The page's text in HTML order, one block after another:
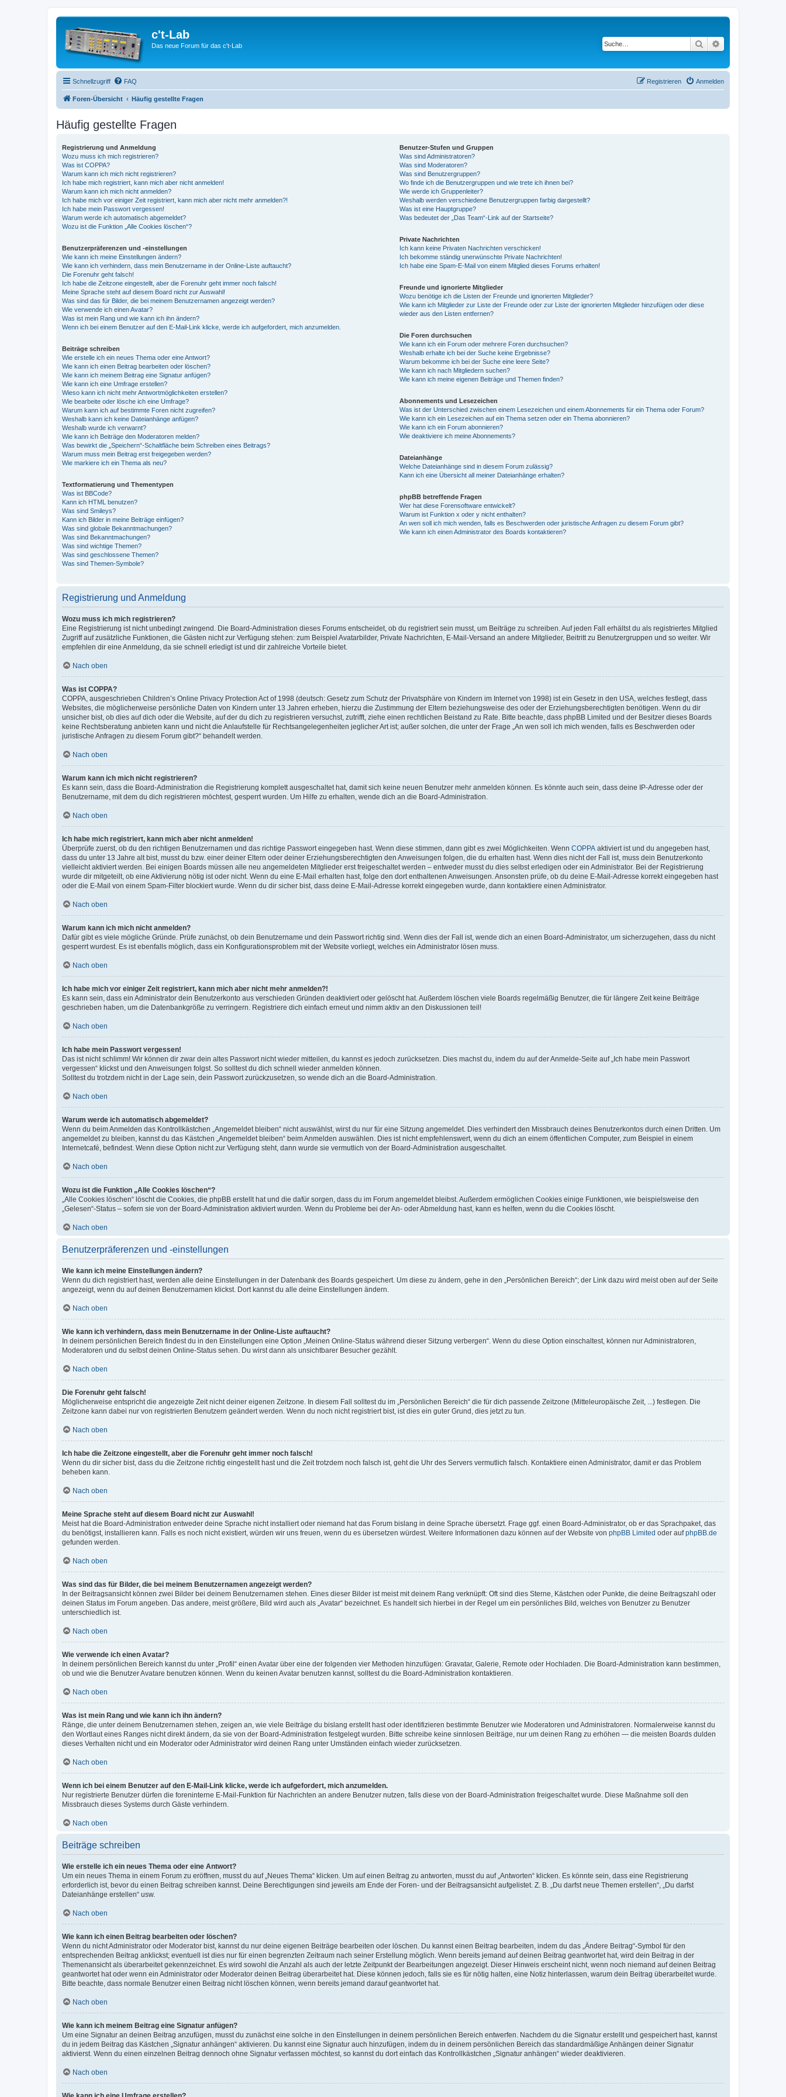
c't-Lab
Das neue Forum für das c't-Lab Suche
Schnellzugriff FAQ Anmelden
Registrieren
Foren-Übersicht Häufig gestellte Fragen
Häufig gestellte Fragen
Registrierung und Anmeldung
Wozu muss ich mich registrieren?
Was ist COPPA?
Warum kann ich mich nicht registrieren?
Ich habe mich registriert, kann mich aber nicht anmelden!
Warum kann ich mich nicht anmelden?
Ich habe mich vor einiger Zeit registriert, kann mich aber nicht mehr anmelden?!
Ich habe mein Passwort vergessen!
Warum werde ich automatisch abgemeldet?
Wozu ist die Funktion „Alle Cookies löschen“?
Benutzerpräferenzen und -einstellungen
Wie kann ich meine Einstellungen ändern?
Wie kann ich verhindern, dass mein Benutzername in der Online-Liste auftaucht?
Die Forenuhr geht falsch!
Ich habe die Zeitzone eingestellt, aber die Forenuhr geht immer noch falsch!
Meine Sprache steht auf diesem Board nicht zur Auswahl!
Was sind das für Bilder, die bei meinem Benutzernamen angezeigt werden?
Wie verwende ich einen Avatar?
Was ist mein Rang und wie kann ich ihn ändern?
Wenn ich bei einem Benutzer auf den E-Mail-Link klicke, werde ich aufgefordert, mich anzumelden.
Beiträge schreiben
Wie erstelle ich ein neues Thema oder eine Antwort?
Wie kann ich einen Beitrag bearbeiten oder löschen?
Wie kann ich meinem Beitrag eine Signatur anfügen?
Wie kann ich eine Umfrage erstellen?
Wieso kann ich nicht mehr Antwortmöglichkeiten erstellen?
Wie bearbeite oder lösche ich eine Umfrage?
Warum kann ich auf bestimmte Foren nicht zugreifen?
Weshalb kann ich keine Dateianhänge anfügen?
Weshalb wurde ich verwarnt?
Wie kann ich Beiträge den Moderatoren melden?
Was bewirkt die „Speichern“-Schaltfläche beim Schreiben eines Beitrags?
Warum muss mein Beitrag erst freigegeben werden?
Wie markiere ich ein Thema als neu?
Textformatierung und Thementypen
Was ist BBCode?
Kann ich HTML benutzen?
Was sind Smileys?
Kann ich Bilder in meine Beiträge einfügen?
Was sind globale Bekanntmachungen?
Was sind Bekanntmachungen?
Was sind wichtige Themen?
Was sind geschlossene Themen?
Was sind Themen-Symbole?
Benutzer-Stufen und Gruppen
Was sind Administratoren?
Was sind Moderatoren?
Was sind Benutzergruppen?
Wo finde ich die Benutzergruppen und wie trete ich ihnen bei?
Wie werde ich Gruppenleiter?
Weshalb werden verschiedene Benutzergruppen farbig dargestellt?
Was ist eine Hauptgruppe?
Was bedeutet der „Das Team“-Link auf der Startseite?
Private Nachrichten
Ich kann keine Privaten Nachrichten verschicken!
Ich bekomme ständig unerwünschte Private Nachrichten!
Ich habe eine Spam-E-Mail von einem Mitglied dieses Forums erhalten!
Freunde und ignorierte Mitglieder
Wozu benötige ich die Listen der Freunde und ignorierten Mitglieder?
Wie kann ich Mitglieder zur Liste der Freunde oder zur Liste der ignorierten Mitglieder hinzufügen oder diese
wieder aus den Listen entfernen?
Die Foren durchsuchen
Wie kann ich ein Forum oder mehrere Foren durchsuchen?
Weshalb erhalte ich bei der Suche keine Ergebnisse?
Warum bekomme ich bei der Suche eine leere Seite?
Wie kann ich nach Mitgliedern suchen?
Wie kann ich meine eigenen Beiträge und Themen finden?
Abonnements und Lesezeichen
Was ist der Unterschied zwischen einem Lesezeichen und einem Abonnements für ein Thema oder Forum?
Wie kann ich ein Lesezeichen auf ein Thema setzen oder ein Thema abonnieren?
Wie kann ich ein Forum abonnieren?
Wie deaktiviere ich meine Abonnements?
Dateianhänge
Welche Dateianhänge sind in diesem Forum zulässig?
Kann ich eine Übersicht all meiner Dateianhänge erhalten?
phpBB betreffende Fragen
Wer hat diese Forensoftware entwickelt?
Warum ist Funktion x oder y nicht enthalten?
An wen soll ich mich wenden, falls es Beschwerden oder juristische Anfragen zu diesem Forum gibt?
Wie kann ich einen Administrator des Boards kontaktieren?
Registrierung und Anmeldung
Wozu muss ich mich registrieren?
Eine Registrierung ist nicht unbedingt zwingend. Die Board-Administration dieses Forums entscheidet, ob du registriert sein musst, um Beiträge zu schreiben. Auf jeden Fall erhältst du als registriertes Mitglied
Zugriff auf zusätzliche Funktionen, die Gästen nicht zur Verfügung stehen: zum Beispiel Avatarbilder, Private Nachrichten, E-Mail-Versand an andere Mitglieder, Beitritt zu Benutzergruppen und so weiter. Wir
empfehlen dir eine Anmeldung, da sie schnell erledigt ist und dir zahlreiche Vorteile bietet.
Nach oben
Was ist COPPA?
COPPA, ausgeschrieben Children’s Online Privacy Protection Act of 1998 (deutsch: Gesetz zum Schutz der Privatsphäre von Kindern im Internet von 1998) ist ein Gesetz in den USA, welches festlegt, dass
Websites, die möglicherweise persönliche Daten von Kindern unter 13 Jahren erheben, hierzu die Zustimmung der Eltern beziehungsweise des oder der Erziehungsberechtigten benötigen. Wenn du dir
unsicher bist, ob dies auf dich oder die Website, auf der du dich zu registrieren versuchst, zutrifft, ziehe einen rechtlichen Beistand zu Rate. Bitte beachte, dass phpBB Limited und der Besitzer dieses Boards
keine Rechtsberatung anbieten kann und nicht die Anlaufstelle für Rechtsangelegenheiten jeglicher Art ist; außer solchen, die unter der Frage „An wen soll ich mich wenden, falls es Beschwerden oder
juristische Anfragen zu diesem Forum gibt?“ behandelt werden.
Nach oben
Warum kann ich mich nicht registrieren?
Es kann sein, dass die Board-Administration die Registrierung komplett ausgeschaltet hat, damit sich keine neuen Benutzer mehr anmelden können. Es könnte auch sein, dass deine IP-Adresse oder der
Benutzername, mit dem du dich registrieren möchtest, gesperrt wurden. Um Hilfe zu erhalten, wende dich an die Board-Administration.
Nach oben
Ich habe mich registriert, kann mich aber nicht anmelden!
Überprüfe zuerst, ob du den richtigen Benutzernamen und das richtige Passwort eingegeben hast. Wenn diese stimmen, dann gibt es zwei Möglichkeiten. Wenn COPPA aktiviert ist und du angegeben hast,
dass du unter 13 Jahre alt bist, musst du bzw. einer deiner Eltern oder deiner Erziehungsberechtigten den Anweisungen folgen, die du erhalten hast. Wenn dies nicht der Fall ist, muss dein Benutzerkonto
vielleicht aktiviert werden. Bei einigen Boards müssen alle neu angemeldeten Mitglieder erst freigeschaltet werden – entweder musst du dies selbst erledigen oder ein Administrator. Bei der Registrierung
wurde dir mitgeteilt, ob eine Aktivierung nötig ist oder nicht. Wenn du eine E-Mail erhalten hast, folge den dort enthaltenen Anweisungen. Ansonsten prüfe, ob du deine E-Mail-Adresse korrekt eingegeben hast
oder die E-Mail von einem Spam-Filter blockiert wurde. Wenn du dir sicher bist, dass deine E-Mail-Adresse korrekt eingegeben wurde, dann kontaktiere einen Administrator.
Nach oben
Warum kann ich mich nicht anmelden?
Dafür gibt es viele mögliche Gründe. Prüfe zunächst, ob dein Benutzername und dein Passwort richtig sind. Wenn dies der Fall ist, wende dich an einen Board-Administrator, um sicherzugehen, dass du nicht
gesperrt wurdest. Es ist ebenfalls möglich, dass ein Konfigurationsproblem mit der Website vorliegt, welches ein Administrator lösen muss.
Nach oben
Ich habe mich vor einiger Zeit registriert, kann mich aber nicht mehr anmelden?!
Es kann sein, dass ein Administrator dein Benutzerkonto aus verschieden Gründen deaktiviert oder gelöscht hat. Außerdem löschen viele Boards regelmäßig Benutzer, die für längere Zeit keine Beiträge
geschrieben haben, um die Datenbankgröße zu verringern. Registriere dich einfach erneut und nimm aktiv an den Diskussionen teil!
Nach oben
Ich habe mein Passwort vergessen!
Das ist nicht schlimm! Wir können dir zwar dein altes Passwort nicht wieder mitteilen, du kannst es jedoch zurücksetzen. Dies machst du, indem du auf der Anmelde-Seite auf „Ich habe mein Passwort
vergessen“ klickst und den Anweisungen folgst. So solltest du dich schnell wieder anmelden können.
Solltest du trotzdem nicht in der Lage sein, dein Passwort zurückzusetzen, so wende dich an die Board-Administration.
Nach oben
Warum werde ich automatisch abgemeldet?
Wenn du beim Anmelden das Kontrollkästchen „Angemeldet bleiben“ nicht auswählst, wirst du nur für eine Sitzung angemeldet. Dies verhindert den Missbrauch deines Benutzerkontos durch einen Dritten. Um
angemeldet zu bleiben, kannst du das Kästchen „Angemeldet bleiben“ beim Anmelden auswählen. Dies ist nicht empfehlenswert, wenn du dich an einem öffentlichen Computer, zum Beispiel in einem
Internetcafé, befindest. Wenn diese Option nicht zur Verfügung steht, dann wurde sie vermutlich von der Board-Administration ausgeschaltet.
Nach oben
Wozu ist die Funktion „Alle Cookies löschen“?
„Alle Cookies löschen“ löscht die Cookies, die phpBB erstellt hat und die dafür sorgen, dass du im Forum angemeldet bleibst. Außerdem ermöglichen Cookies einige Funktionen, wie beispielsweise den
„Gelesen“-Status – sofern sie von der Board-Administration aktiviert wurden. Wenn du Probleme bei der An- oder Abmeldung hast, kann es helfen, wenn du die Cookies löscht.
Nach oben
Benutzerpräferenzen und -einstellungen
Wie kann ich meine Einstellungen ändern?
Wenn du dich registriert hast, werden alle deine Einstellungen in der Datenbank des Boards gespeichert. Um diese zu ändern, gehe in den „Persönlichen Bereich“; der Link dazu wird meist oben auf der Seite
angezeigt, wenn du auf deinen Benutzernamen klickst. Dort kannst du alle deine Einstellungen ändern.
Nach oben
Wie kann ich verhindern, dass mein Benutzername in der Online-Liste auftaucht?
In deinem persönlichen Bereich findest du in den Einstellungen eine Option „Meinen Online-Status während dieser Sitzung verbergen“. Wenn du diese Option einschaltest, können nur Administratoren,
Moderatoren und du selbst deinen Online-Status sehen. Du wirst dann als unsichtbarer Besucher gezählt.
Nach oben
Die Forenuhr geht falsch!
Möglicherweise entspricht die angezeigte Zeit nicht deiner eigenen Zeitzone. In diesem Fall solltest du im „Persönlichen Bereich“ die für dich passende Zeitzone (Mitteleuropäische Zeit, ...) festlegen. Die
Zeitzone kann dabei nur von registrierten Benutzern geändert werden. Wenn du noch nicht registriert bist, ist dies ein guter Grund, dies jetzt zu tun.
Nach oben
Ich habe die Zeitzone eingestellt, aber die Forenuhr geht immer noch falsch!
Wenn du dir sicher bist, dass du die Zeitzone richtig eingestellt hast und die Zeit trotzdem noch falsch ist, geht die Uhr des Servers vermutlich falsch. Kontaktiere einen Administrator, damit er das Problem
beheben kann.
Nach oben
Meine Sprache steht auf diesem Board nicht zur Auswahl!
Meist hat die Board-Administration entweder deine Sprache nicht installiert oder niemand hat das Forum bislang in deine Sprache übersetzt. Frage ggf. einen Board-Administrator, ob er das Sprachpaket, das
du benötigst, installieren kann. Falls es noch nicht existiert, würden wir uns freuen, wenn du es übersetzen würdest. Weitere Informationen dazu können auf der Website von phpBB Limited oder aufphpBB.de
gefunden werden.
Nach oben
Was sind das für Bilder, die bei meinem Benutzernamen angezeigt werden?
In der Beitragsansicht können zwei Bilder bei deinem Benutzernamen stehen. Eines dieser Bilder ist meist mit deinem Rang verknüpft: Oft sind dies Sterne, Kästchen oder Punkte, die deine Beitragszahl oder
deinen Status im Forum angeben. Das andere, meist größere, Bild wird auch als „Avatar“ bezeichnet. Es handelt sich hierbei in der Regel um ein persönliches Bild, welches von Benutzer zu Benutzer
unterschiedlich ist.
Nach oben
Wie verwende ich einen Avatar?
In deinem persönlichen Bereich kannst du unter „Profil“ einen Avatar über eine der folgenden vier Methoden hinzufügen: Gravatar, Galerie, Remote oder Hochladen. Die Board-Administration kann bestimmen,
ob und wie die Benutzer Avatare benutzen können. Wenn du keinen Avatar benutzen kannst, solltest du die Board-Administration kontaktieren.
Nach oben
Was ist mein Rang und wie kann ich ihn ändern?
Ränge, die unter deinem Benutzernamen stehen, zeigen an, wie viele Beiträge du bislang erstellt hast oder identifizieren bestimmte Benutzer wie Moderatoren und Administratoren. Normalerweise kannst du
den Wortlaut eines Ranges nicht direkt ändern, da sie von der Board-Administration festgelegt wurden. Bitte schreibe keine sinnlosen Beiträge, nur um deinen Rang zu erhöhen — die meisten Boards dulden
dieses Verhalten nicht und ein Moderator oder Administrator wird deinen Rang unter Umständen einfach wieder zurücksetzen.
Nach oben
Wenn ich bei einem Benutzer auf den E-Mail-Link klicke, werde ich aufgefordert, mich anzumelden.
Nur registrierte Benutzer dürfen die foreninterne E-Mail-Funktion für Nachrichten an andere Benutzer nutzen, falls diese von der Board-Administration freigeschaltet wurde. Diese Maßnahme soll den
Missbrauch dieses Systems durch Gäste verhindern.
Nach oben
Beiträge schreiben
Wie erstelle ich ein neues Thema oder eine Antwort?
Um ein neues Thema in einem Forum zu eröffnen, musst du auf „Neues Thema“ klicken. Um auf einen Beitrag zu antworten, musst du auf „Antworten“ klicken. Es könnte sein, dass eine Registrierung
erforderlich ist, bevor du einen Beitrag schreiben kannst. Deine Berechtigungen sind jeweils am Ende der Foren- und der Beitragsansicht aufgelistet. Z. B. „Du darfst neue Themen erstellen“, „Du darfst
Dateianhänge erstellen“ usw.
Nach oben
Wie kann ich einen Beitrag bearbeiten oder löschen?
Wenn du nicht Administrator oder Moderator bist, kannst du nur deine eigenen Beiträge bearbeiten oder löschen. Du kannst einen Beitrag bearbeiten, indem du das „Ändere Beitrag“-Symbol für den
entsprechenden Beitrag anklickst; eventuell ist dies nur für einen begrenzten Zeitraum nach seiner Erstellung möglich. Wenn bereits jemand auf deinen Beitrag geantwortet hat, wird dein Beitrag in der
Themenansicht als überarbeitet gekennzeichnet. Es wird sowohl die Anzahl als auch der letzte Zeitpunkt der Bearbeitungen angezeigt. Dieser Hinweis erscheint nicht, wenn noch niemand auf deinen Beitrag
geantwortet hat oder wenn ein Administrator oder Moderator deinen Beitrag überarbeitet hat. Diese können jedoch, falls sie es für nötig halten, eine Notiz hinterlassen, warum dein Beitrag überarbeitet wurde.
Bitte beachte, dass normale Benutzer einen Beitrag nicht löschen können, wenn bereits jemand darauf geantwortet hat.
Nach oben
Wie kann ich meinem Beitrag eine Signatur anfügen?
Um eine Signatur an deinen Beitrag anzufügen, musst du zunächst eine solche in den Einstellungen in deinem persönlichen Bereich entwerfen. Nachdem du die Signatur erstellt und gespeichert hast, kannst
du in jedem Beitrag das Kästchen „Signatur anhängen“ aktivieren. Du kannst eine Signatur auch hinzufügen, indem du in deinem persönlichen Bereich das standardmäßige Anhängen deiner Signatur
aktivierst. Wenn du einen einzelnen Beitrag dennoch ohne Signatur verfassen möchtest, so kannst du dort einfach das Kontrollkästchen „Signatur anhängen“ wieder deaktivieren.
Nach oben